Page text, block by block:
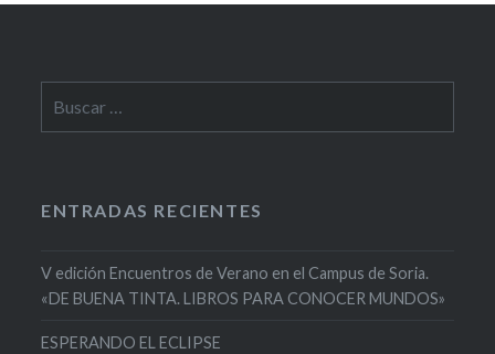
ENTRADAS RECIENTES
V edición Encuentros de Verano en el Campus de Soria.
«DE BUENA TINTA. LIBROS PARA CONOCER MUNDOS»
ESPERANDO EL ECLIPSE